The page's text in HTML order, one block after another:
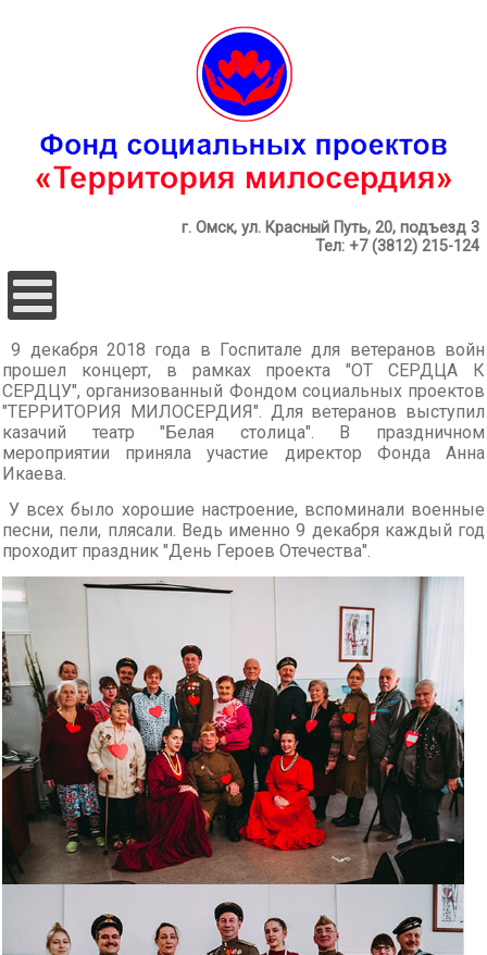
г. Омск, ул. Красный Путь, 20, подъезд 3
Тел: +7 (3812) 215-124
9 декабря 2018 года в Госпитале для ветеранов войн
прошел концерт, в рамках проекта "ОТ СЕРДЦА К
СЕРДЦУ", организованный Фондом социальных проектов
"ТЕРРИТОРИЯ МИЛОСЕРДИЯ". Для ветеранов выступил
казачий театр "Белая столица". В праздничном
мероприятии приняла участие директор Фонда Анна
Икаева.
У всех было хорошие настроение, вспоминали военные
песни, пели, плясали. Ведь именно 9 декабря каждый год
проходит праздник "День Героев Отечества".